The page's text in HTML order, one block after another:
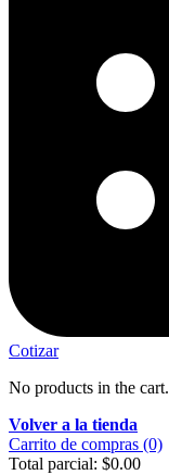
Cotizar
No products in the cart.
Volver a la tienda
Carrito de compras (0)
Total parcial: $0.00